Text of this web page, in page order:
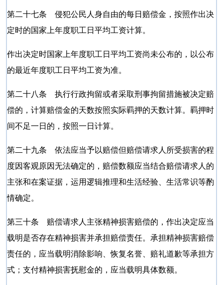
第二十七条 侵犯公民人身自由的每日赔偿金，按照作出决
定时的国家上年度职工日平均工资计算。
作出决定时国家上年度职工日平均工资尚未公布的，以公布
的最近年度职工日平均工资为准。
第二十八条 执行行政拘留或者采取刑事拘留措施被决定赔
偿的，计算赔偿金的天数按照实际羁押的天数计算。羁押时
间不足一日的，按照一日计算。
第二十九条 依法应当予以赔偿但赔偿请求人所受损害的程
度因客观原因无法确定的，赔偿数额应当结合赔偿请求人的
主张和在案证据，运用逻辑推理和生活经验、生活常识等酌
情确定。
第三十条 赔偿请求人主张精神损害赔偿的，作出决定应当
载明是否存在精神损害并承担赔偿责任。承担精神损害赔偿
责任的，应当载明消除影响、恢复名誉、赔礼道歉等承担方
式；支付精神损害抚慰金的，应当载明具体数额。